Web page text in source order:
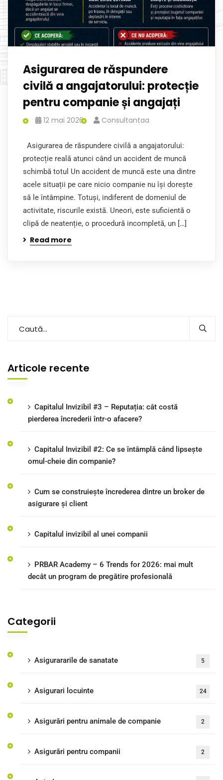
Asigurarea de răspundere
civilă a angajatorului: protecție
pentru companie și angajați
12 mai 2026 Consultantaa
Asigurarea de răspundere civilă a angajatorului:
protecție reală atunci când un accident de muncă
schimbă totul Un accident de muncă este una dintre
acele situații pe care nicio companie nu își dorește
să le întâmpine. Totuși, indiferent de domeniul de
activitate, riscurile există. Uneori, este suficientă o
clipă de neatenție, o procedură incompletă, un […]
Read more
Articole recente
Capitalul Invizibil #3 – Reputația: cât costă
pierderea încrederii într-o afacere?
Capitalul Invizibil #2: Ce se întâmplă când lipsește
omul-cheie din companie?
Cum se construiește încrederea dintre un broker de
asigurare și client
Capitalul invizibil al unei companii
PRBAR Academy – 6 Trends for 2026: mai mult
decât un program de pregătire profesională
Categorii
Asigurararile de sanatate 5
Asigurari locuinte 24
Asigurări pentru animale de companie 2
Asigurări pentru companii 2